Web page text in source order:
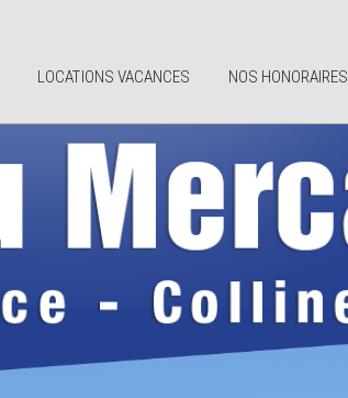
LOCATIONS VACANCES NOS HONORAIRES